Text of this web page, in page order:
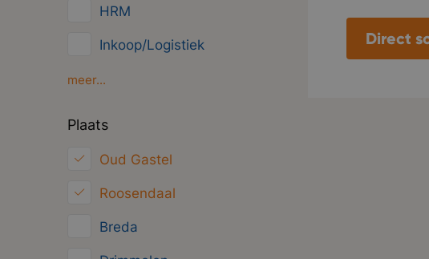
HRM
Inkoop/Logistiek
Marketing
meer...
Plaats
Oud Gastel
Roosendaal
Breda
Direct